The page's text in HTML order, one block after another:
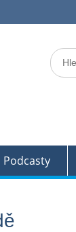
Search
for:
Podcasty